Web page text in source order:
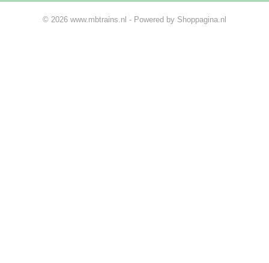
© 2026 www.mbtrains.nl - Powered by Shoppagina.nl